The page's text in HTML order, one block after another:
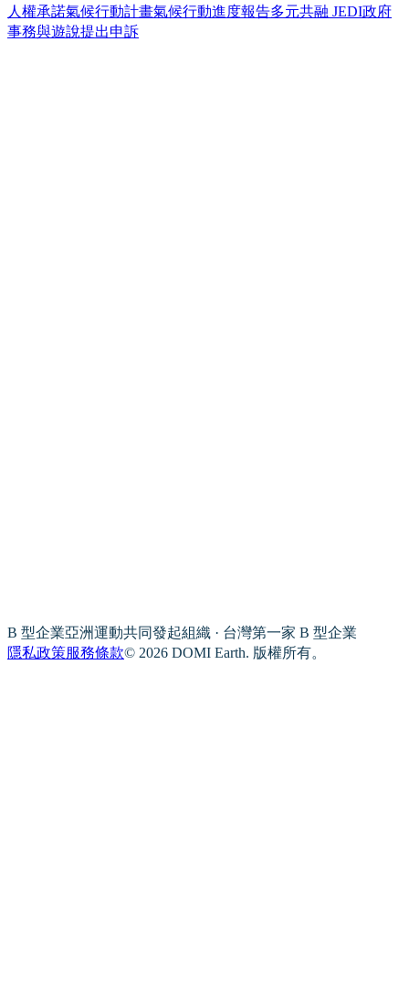
人權承諾氣候行動計畫氣候行動進度報告多元共融 JEDI政府
事務與遊說提出申訴
B 型企業亞洲運動共同發起組織 · 台灣第一家 B 型企業
隱私政策服務條款© 2026 DOMI Earth. 版權所有。